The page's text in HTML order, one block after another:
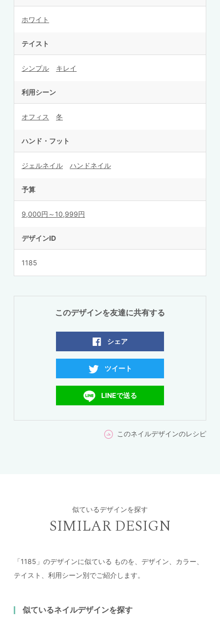
ホワイト
テイスト
シンプル キレイ
利用シーン
オフィス 冬
ハンド・フット
ジェルネイル ハンドネイル
予算
9,000円～10,999円
デザインID
1185
このデザインを友達に共有する
シェア
ツイート
LINEで送る
このネイルデザインのレシピ
似ているデザインを探す
SIMILAR DESIGN
「1185」のデザインに似ている ものを、デザイン、カラー、
テイスト、利用シーン別でご紹介します。
似ているネイルデザインを探す